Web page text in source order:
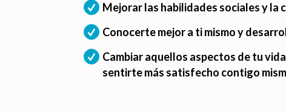
Mejorar las habilidades sociales y la
Conocerte mejor a ti mismo y
Cambiar aquellos aspectos de tu
sentirte más satisfecho contigo